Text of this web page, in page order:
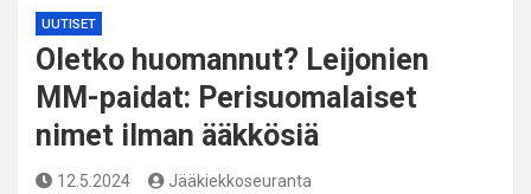
UUTISET
Oletko huomannut? Leijonien
MM-paidat: Perisuomalaiset
nimet ilman ääkkösiä
12.5.2024 Jääkiekkoseuranta